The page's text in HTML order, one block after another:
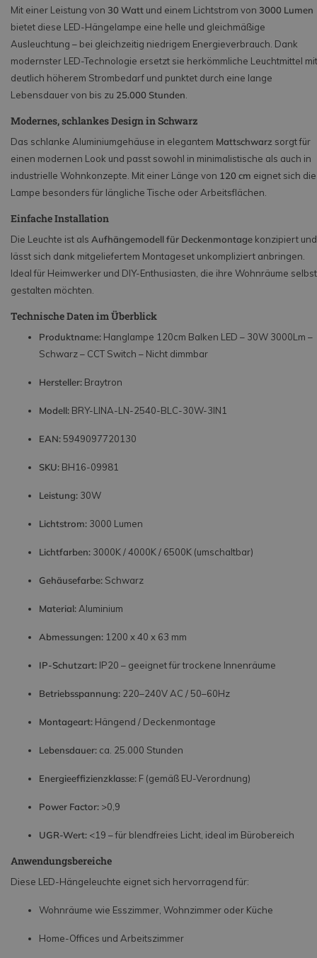
Mit einer Leistung von 30 Watt und einem Lichtstrom von 3000 Lumen
bietet diese LED-Hängelampe eine helle und gleichmäßige
Ausleuchtung – bei gleichzeitig niedrigem Energieverbrauch. Dank
modernster LED-Technologie ersetzt sie herkömmliche Leuchtmittel mit
deutlich höherem Strombedarf und punktet durch eine lange
Lebensdauer von bis zu 25.000 Stunden.
Modernes, schlankes Design in Schwarz
Das schlanke Aluminiumgehäuse in elegantem Mattschwarz sorgt für
einen modernen Look und passt sowohl in minimalistische als auch in
industrielle Wohnkonzepte. Mit einer Länge von 120 cm eignet sich die
Lampe besonders für längliche Tische oder Arbeitsflächen.
Einfache Installation
Die Leuchte ist als Aufhängemodell für Deckenmontage konzipiert und
lässt sich dank mitgeliefertem Montageset unkompliziert anbringen.
Ideal für Heimwerker und DIY-Enthusiasten, die ihre Wohnräume selbst
gestalten möchten.
Technische Daten im Überblick
Produktname: Hanglampe 120cm Balken LED – 30W 3000Lm –
Schwarz – CCT Switch – Nicht dimmbar
Hersteller: Braytron
Modell: BRY-LINA-LN-2540-BLC-30W-3IN1
EAN: 5949097720130
SKU: BH16-09981
Leistung: 30W
Lichtstrom: 3000 Lumen
Lichtfarben: 3000K / 4000K / 6500K (umschaltbar)
Gehäusefarbe: Schwarz
Material:Aluminium
Abmessungen: 1200 x 40 x 63 mm
IP-Schutzart: IP20 – geeignet für trockene Innenräume
Betriebsspannung: 220–240V AC / 50–60Hz
Montageart: Hängend / Deckenmontage
Lebensdauer: ca. 25.000 Stunden
Energieeffizienzklasse: F (gemäß EU-Verordnung)
Power Factor: >0,9
UGR-Wert: <19 – für blendfreies Licht, ideal im Bürobereich
Anwendungsbereiche
Diese LED-Hängeleuchte eignet sich hervorragend für:
Wohnräume wie Esszimmer, Wohnzimmer oder Küche
Home-Offices und Arbeitszimmer